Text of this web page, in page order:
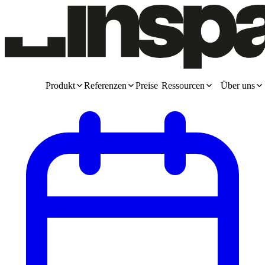
Produkt Referenzen Preise Ressourcen Über uns